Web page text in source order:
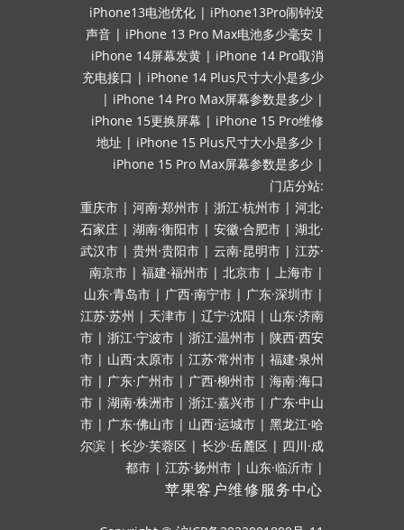
iPhone13电池优化 | iPhone13Pro闹钟没
声音 | iPhone 13 Pro Max电池多少毫安 |
iPhone 14屏幕发黄 | iPhone 14 Pro取消
充电接口 | iPhone 14 Plus尺寸大小是多少
| iPhone 14 Pro Max屏幕参数是多少 |
iPhone 15更换屏幕 | iPhone 15 Pro维修
地址 | iPhone 15 Plus尺寸大小是多少 |
iPhone 15 Pro Max屏幕参数是多少 |
门店分站:
重庆市 | 河南·郑州市 | 浙江·杭州市 | 河北·
石家庄 | 湖南·衡阳市 | 安徽·合肥市 | 湖北·
武汉市 | 贵州·贵阳市 | 云南·昆明市 | 江苏·
南京市 | 福建·福州市 | 北京市 | 上海市 |
山东·青岛市 | 广西·南宁市 | 广东·深圳市 |
江苏·苏州 | 天津市 | 辽宁·沈阳 | 山东·济南
市 | 浙江·宁波市 | 浙江·温州市 | 陕西·西安
市 | 山西·太原市 | 江苏·常州市 | 福建·泉州
市 | 广东·广州市 | 广西·柳州市 | 海南·海口
市 | 湖南·株洲市 | 浙江·嘉兴市 | 广东·中山
市 | 广东·佛山市 | 山西·运城市 | 黑龙江·哈
尔滨 | 长沙·芙蓉区 | 长沙·岳麓区 | 四川·成
都市 | 江苏·扬州市 | 山东·临沂市 |
苹果客户维修服务中心